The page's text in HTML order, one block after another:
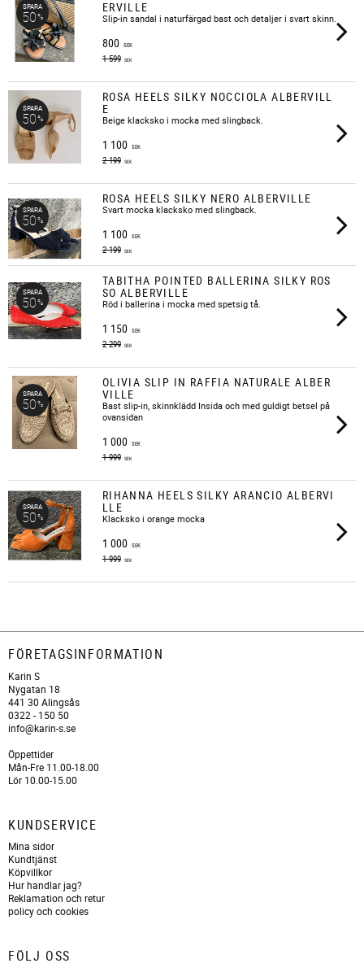
ERVILLE
Slip-in sandal i naturfärgad bast och detaljer i svart skinn.
800 SEK
1 599 SEK
SPARA
50%
ROSA HEELS SILKY NOCCIOLA ALBERVILL
E
Beige klacksko i mocka med slingback.
1 100 SEK
2 199 SEK
SPARA
50%
ROSA HEELS SILKY NERO ALBERVILLE
Svart mocka klacksko med slingback.
1 100 SEK
2 199 SEK
SPARA
50%
TABITHA POINTED BALLERINA SILKY ROS
SO ALBERVILLE
Röd i ballerina i mocka med spetsig tå.
1 150 SEK
2 299 SEK
SPARA
50%
OLIVIA SLIP IN RAFFIA NATURALE ALBER
VILLE
Bast slip-in, skinnklädd Insida och med guldigt betsel på
ovansidan
1 000 SEK
1 999 SEK
SPARA
50%
RIHANNA HEELS SILKY ARANCIO ALBERVI
LLE
Klacksko i orange mocka
1 000 SEK
1 999 SEK
SPARA
50%
FÖRETAGSINFORMATION
Karin S
Nygatan 18
441 30 Alingsås
0322 - 150 50
info@karin-s.se
Öppettider
Mån-Fre 11.00-18.00
Lör 10.00-15.00
KUNDSERVICE
Mina sidor
Kundtjänst
Köpvillkor
Hur handlar jag?
Reklamation och retur
policy och cookies
FÖLJ OSS